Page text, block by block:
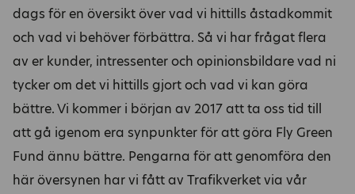
dags för en översikt över vad vi hittills åstadkommit
och vad vi behöver förbättra. Så vi har frågat flera
av er kunder, intressenter och opinionsbildare vad ni
tycker om det vi hittills gjort och vad vi kan göra
bättre. Vi kommer i början av 2017 att ta oss tid till
att gå igenom era synpunkter för att göra Fly Green
Fund ännu bättre. Pengarna för att genomföra den
här översynen har vi fått av Trafikverket via vår